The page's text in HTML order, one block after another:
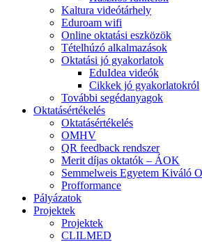
Kaltura videótárhely
Eduroam wifi
Online oktatási eszközök
Tételhúzó alkalmazások
Oktatási jó gyakorlatok
EduIdea videók
Cikkek jó gyakorlatokról
További segédanyagok
Oktatásértékelés
Oktatásértékelés
OMHV
QR feedback rendszer
Merit díjas oktatók – ÁOK
Semmelweis Egyetem Kiváló
Profformance
Pályázatok
Projektek
Projektek
CLILMED